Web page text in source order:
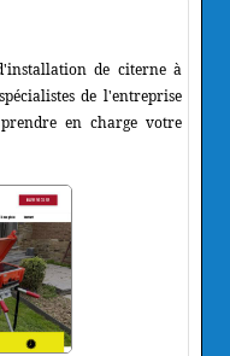
de citerne à
de l'entreprise
en charge votre